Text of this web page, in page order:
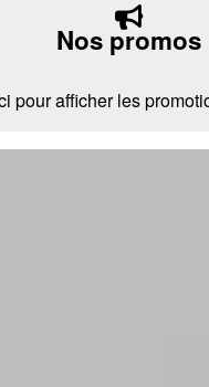
Nos promos
pour afficher les